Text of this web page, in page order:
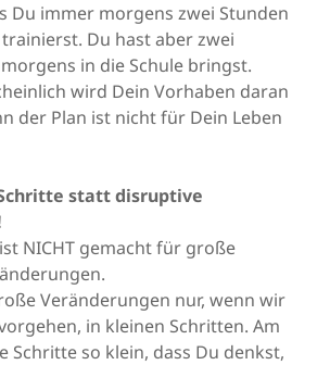
Du immer morgens zwei Stunden
Du hast aber zwei
in die Schule bringst.
wird Dein Vorhaben daran
der Plan ist nicht für Dein Leben
statt disruptive
NICHT gemacht für große
Veränderungen nur, wenn wir
vorgehen, in kleinen Schritten. Am
Schritte so klein, dass Du denkst,